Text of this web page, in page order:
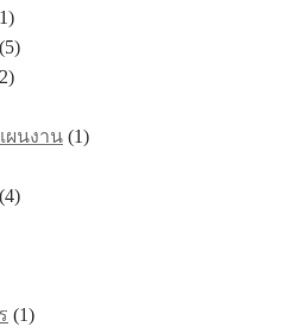
(5)
ผนงาน (1)
(4)
(1)